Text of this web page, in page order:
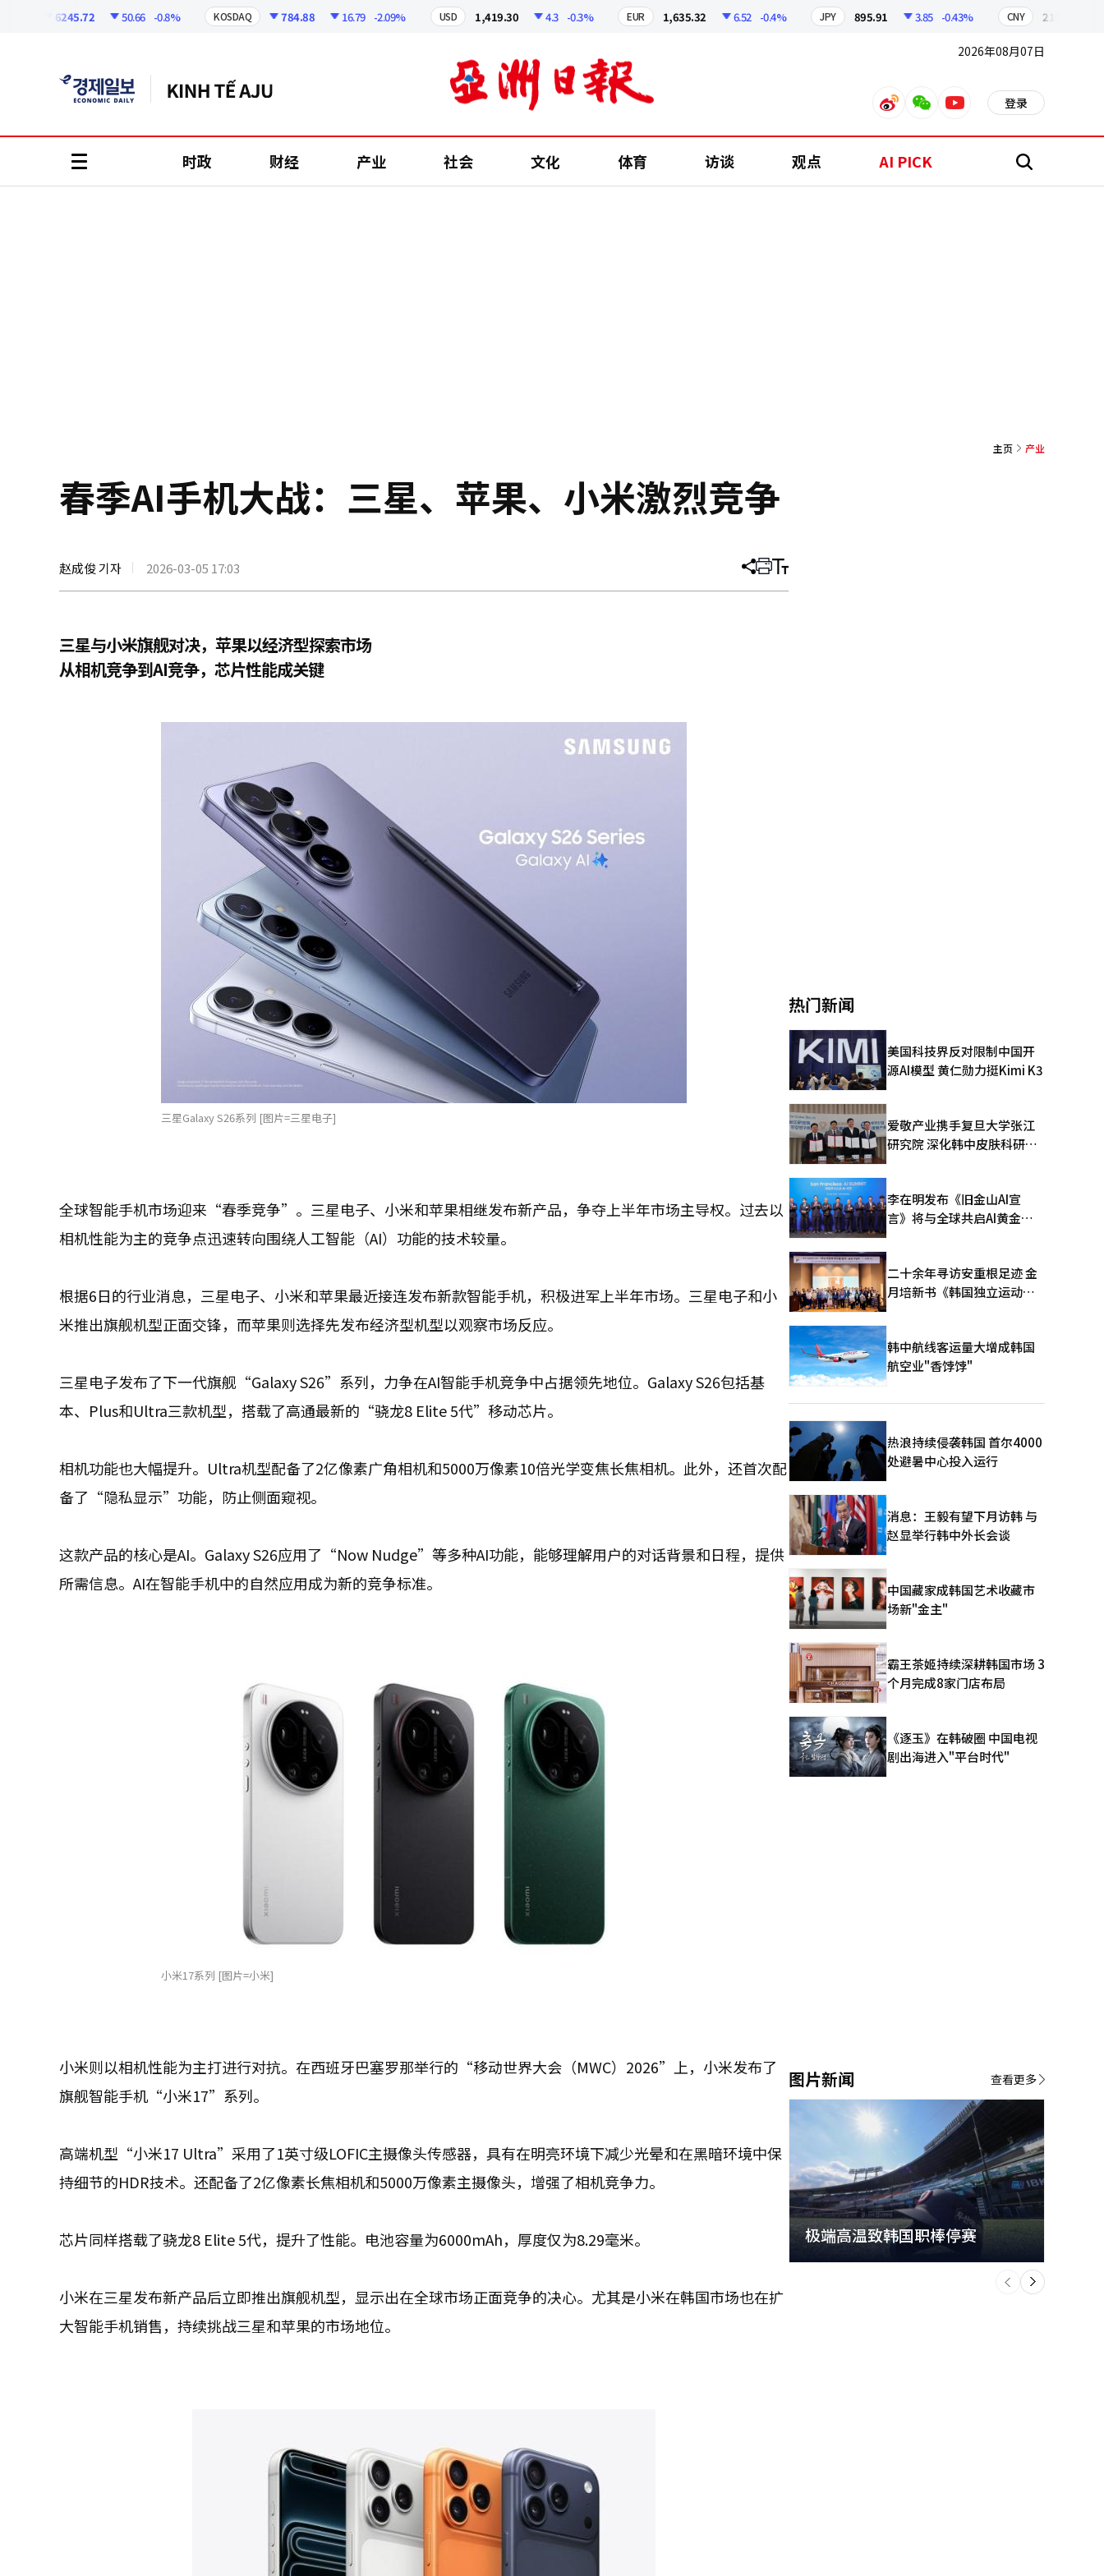
6245.72 50.66 -0.8% KOSDAQ 784.88 16.79 -2.09% USD 1,419.30 4.3 -0.3% EUR 1,635.32 6.52 -0.4% JPY 895.91 3.85 -0.43% CNY 210.38
2026年08月07日
weiboweixinyoutube 登录
时政 财经 产业 社会 文化 体育 访谈 观点 AI PICK 搜
主页 产业
春季AI手机大战：三星、苹果、小米激烈竞争
赵成俊 기자 2026-03-05 17:03 分
文
打 调
大
三星与小米旗舰对决，苹果以经济型探索市场
从相机竞争到AI竞争，芯片性能成关键
三星Galaxy S26系列 [图片=三星电子]
全球智能手机市场迎来“春季竞争”。三星电子、小米和苹果相继发布新产品，争夺上半年市场主导权。过去以
相机性能为主的竞争点迅速转向围绕人工智能（AI）功能的技术较量。
根据6日的行业消息，三星电子、小米和苹果最近接连发布新款智能手机，积极进军上半年市场。三星电子和小
米推出旗舰机型正面交锋，而苹果则选择先发布经济型机型以观察市场反应。
三星电子发布了下一代旗舰“Galaxy S26”系列，力争在AI智能手机竞争中占据领先地位。Galaxy S26包括基
本、Plus和Ultra三款机型，搭载了高通最新的“骁龙8 Elite 5代”移动芯片。
相机功能也大幅提升。Ultra机型配备了2亿像素广角相机和5000万像素10倍光学变焦长焦相机。此外，还首次配
备了“隐私显示”功能，防止侧面窥视。
这款产品的核心是AI。Galaxy S26应用了“Now Nudge”等多种AI功能，能够理解用户的对话背景和日程，提供
所需信息。AI在智能手机中的自然应用成为新的竞争标准。
小米17系列 [图片=小米]
小米则以相机性能为主打进行对抗。在西班牙巴塞罗那举行的“移动世界大会（MWC）2026”上，小米发布了
旗舰智能手机“小米17”系列。
高端机型“小米17 Ultra”采用了1英寸级LOFIC主摄像头传感器，具有在明亮环境下减少光晕和在黑暗环境中保
持细节的HDR技术。还配备了2亿像素长焦相机和5000万像素主摄像头，增强了相机竞争力。
芯片同样搭载了骁龙8 Elite 5代，提升了性能。电池容量为6000mAh，厚度仅为8.29毫米。
小米在三星发布新产品后立即推出旗舰机型，显示出在全球市场正面竞争的决心。尤其是小米在韩国市场也在扩
大智能手机销售，持续挑战三星和苹果的市场地位。
热门新闻
美国科技界反对限制中国开
源AI模型 黄仁勋力挺Kimi K3
爱敬产业携手复旦大学张江
研究院 深化韩中皮肤科研合
李在明发布《旧金山AI宣
言》将与全球共启AI黄金时
二十余年寻访安重根足迹 金
月培新书《韩国独立运动圣
韩中航线客运量大增成韩国
航空业"香饽饽"
热浪持续侵袭韩国 首尔4000
处避暑中心投入运行
消息：王毅有望下月访韩 与
赵显举行韩中外长会谈
中国藏家成韩国艺术收藏市
场新"金主"
霸王茶姬持续深耕韩国市场 3
个月完成8家门店布局
《逐玉》在韩破圈 中国电视
剧出海进入"平台时代"
图片新闻
极端高温致韩国职棒停赛
下
一
个
查看更多